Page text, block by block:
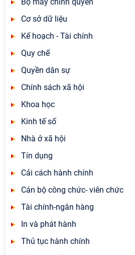
Cơ sở dữ liệu
Kế hoạch - Tài chính
Quy chế
Quyền dân sự
Chính sách xã hội
Khoa học
Kinh tế số
Nhà ở xã hội
Tín dụng
Cải cách hành chính
Cán bộ công chức- viên chức
Tài chính-ngân hàng
In và phát hành
Thủ tục hành chính